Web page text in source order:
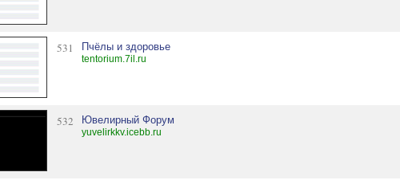
531 Пчёлы и здоровье
tentorium.7il.ru
532 Ювелирный Форум
yuvelirkkv.icebb.ru